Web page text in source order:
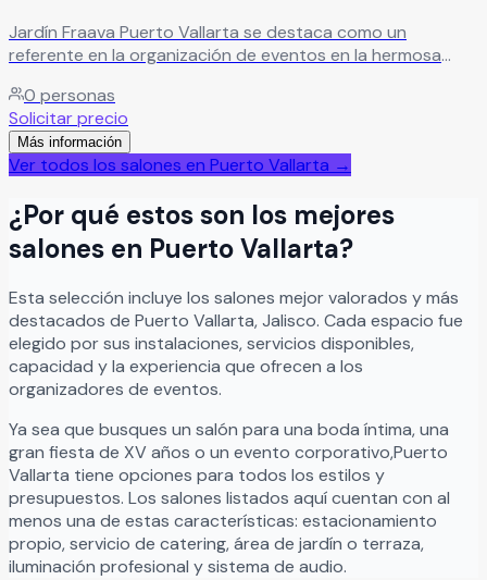
Jardín Fraava Puerto Vallarta se destaca como un
referente en la organización de eventos en la hermosa
Brisas del Pacífico II, este negocio ha capturado la
atención de sus clientes gracias a su atención al detalle y
excepcional servicio. La atención a los detalles y el
compromiso con crear experiencias memorables hacen de
especiales en un entorno agradable y cuidadosamente
diseñado.
Leer más
0 personas
Solicitar precio
Más información
Ver todos los salones en Puerto Vallarta →
¿Por qué estos son los mejores
salones en Puerto Vallarta?
Esta selección incluye los salones mejor valorados y más
destacados de Puerto Vallarta,Jalisco. Cada espacio fue
elegido por sus instalaciones, servicios disponibles,
capacidad y la experiencia que ofrecen a los
organizadores de eventos.
Ya sea que busques un salón para una boda íntima, una
gran fiesta de XV años o un evento corporativo,Puerto
Vallarta tiene opciones para todos los estilos y
presupuestos. Los salones listados aquí cuentan con al
menos una de estas características: estacionamiento
propio, servicio de catering, área de jardín o terraza,
iluminación profesional y sistema de audio.